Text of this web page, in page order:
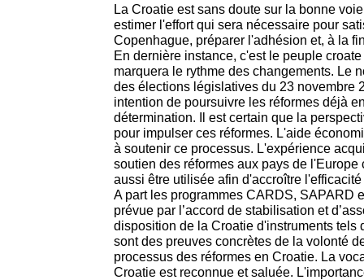
La Croatie est sans doute sur la bonne
estimer l'effort qui sera nécessaire pour
Copenhague, préparer l'adhésion et, à la
En dernière instance, c'est le peuple
marquera le rythme des changements. Le
des élections législatives du 23 novembre
intention de poursuivre les réformes déjà
détermination. Il est certain que la
pour impulser ces réformes. L'aide
à soutenir ce processus. L'expérience
soutien des réformes aux pays de
aussi être utilisée afin d'accroître
A part les programmes CARDS, SAPARD
prévue par l’accord de stabilisation et
disposition de la Croatie d'instruments tels
sont des preuves concrètes de la volonté
processus des réformes en Croatie. La
Croatie est reconnue et saluée.